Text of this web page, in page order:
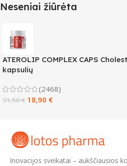
Neseniai žiūrėta
ATEROLIP COMPLEX CAPS
kapsulių
(2468)
31,50€ 18,90 €
Inovacijos sveikatai – aukščiausios